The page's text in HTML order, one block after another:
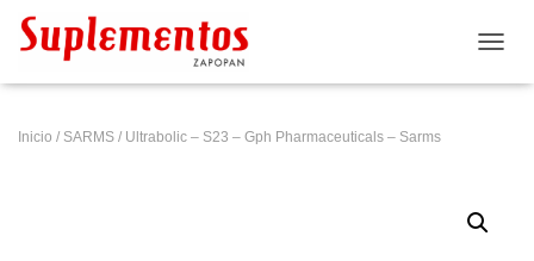
Inicio / SARMS / Ultrabolic – S23 – Gph Pharmaceuticals – Sarms